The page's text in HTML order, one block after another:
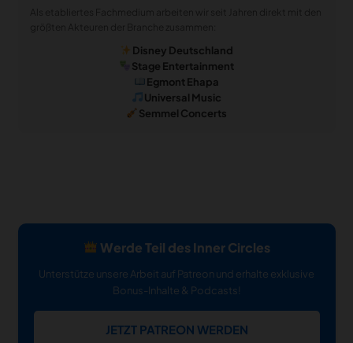
Disney Deutschland
Stage Entertainment
Egmont Ehapa
Universal Music
Semmel Concerts
Werde Teil des Inner Circles
Unterstütze unsere Arbeit auf Patreon und erhalte exklusive
Bonus-Inhalte & Podcasts!
JETZT PATREON WERDEN